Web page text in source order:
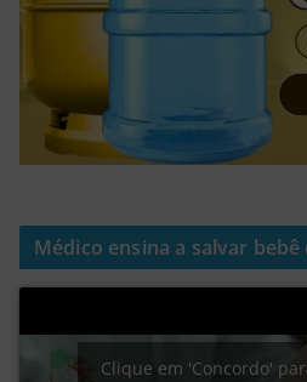
Médico ensina a salvar
Clique em 'Concordo'